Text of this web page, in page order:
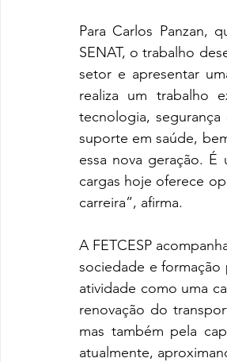
Para Carlos Panzan,
SENAT, o trabalho
setor e apresentar
realiza um trabalho
tecnologia,
suporte em saúde,
essa nova geração.
cargas hoje oferece
carreira”, afirma.
A FETCESP
sociedade e formação
atividade como uma
renovação do
mas também pela
atualmente,